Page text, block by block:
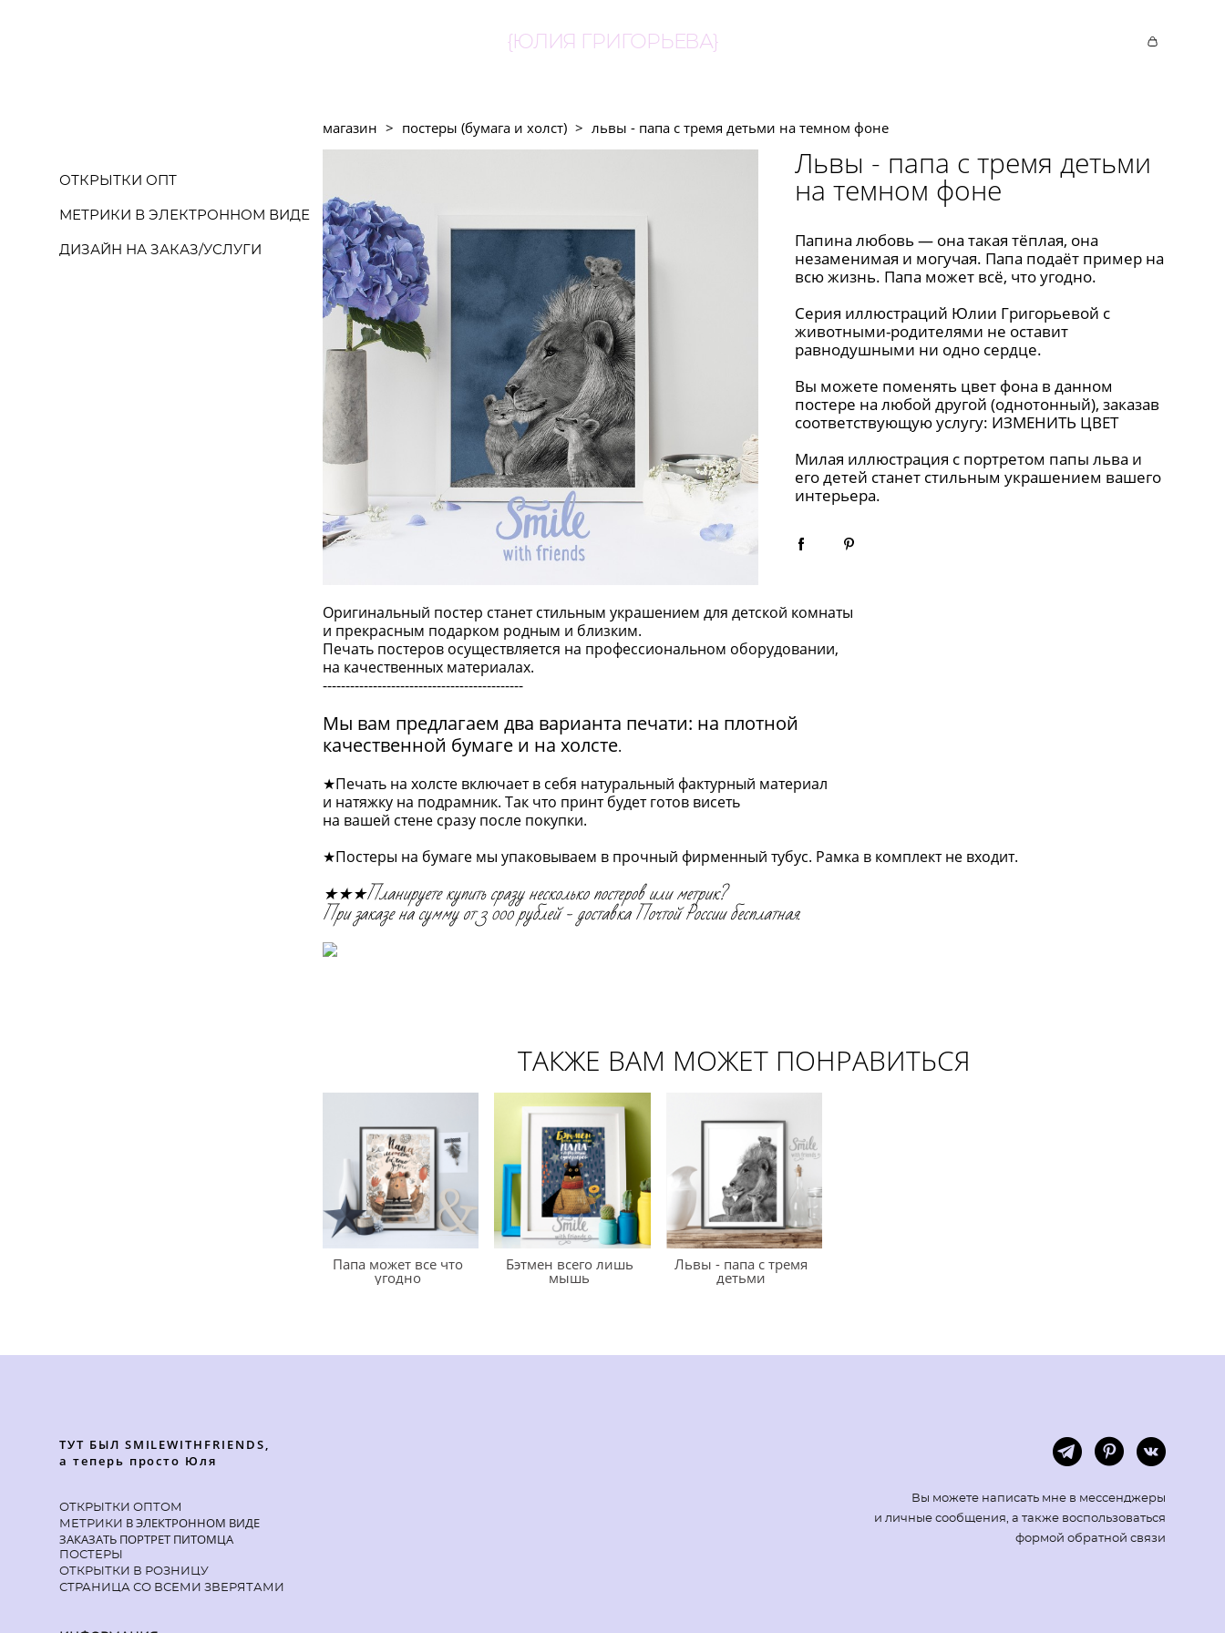
{ЮЛИЯ ГРИГОРЬЕВА}
ОТКРЫТКИ ОПТ
МЕТРИКИ В ЭЛЕКТРОННОМ ВИДЕ
ДИЗАЙН НА ЗАКАЗ/УСЛУГИ
магазин > постеры (бумага и холст) > львы - папа с тремя детьми на темном фоне
Львы - папа с тремя детьми
на темном фоне
Папина любовь — она такая тёплая, она
незаменимая и могучая. Папа подаёт пример на
всю жизнь. Папа может всё, что угодно.
Серия иллюстраций Юлии Григорьевой с
животными-родителями не оставит
равнодушными ни одно сердце.
Вы можете поменять цвет фона в данном
постере на любой другой (однотонный), заказав
соответствующую услугу: ИЗМЕНИТЬ ЦВЕТ
Милая иллюстрация с портретом папы льва и
его детей станет стильным украшением вашего
интерьера.
Оригинальный постер станет стильным украшением для детской комнаты
и прекрасным подарком родным и близким.
Печать постеров осуществляется на профессиональном оборудовании,
на качественных материалах.
--------------------------------------------
Мы вам предлагаем два варианта печати: на плотной
качественной бумаге и на холсте.
★Печать на холсте включает в себя натуральный фактурный материал
и натяжку на подрамник. Так что принт будет готов висеть
на вашей стене сразу после покупки.
★Постеры на бумаге мы упаковываем в прочный фирменный тубус. Рамка в комплект не входит.
★★★Планируете купить сразу несколько постеров или метрик?
При заказе на сумму от 3 000 рублей - доставка Почтой России бесплатная.
ТАКЖЕ ВАМ МОЖЕТ ПОНРАВИТЬСЯ
Папа может все что
угодно
Бэтмен всего лишь
мышь
Львы - папа с тремя
детьми
ТУТ БЫЛ SMILEWITHFRIENDS,
а теперь просто Юля
ОТКРЫТКИ ОПТОМ
МЕТРИКИ В ЭЛЕКТРОННОМ ВИДЕ
ЗАКАЗАТЬ ПОРТРЕТ ПИТОМЦА
ПОСТЕРЫ
ОТКРЫТКИ В РОЗНИЦУ
СТРАНИЦА СО ВСЕМИ ЗВЕРЯТАМИ
Вы можете написать мне в мессенджеры
и личные сообщения, а также воспользоваться
формой обратной связи